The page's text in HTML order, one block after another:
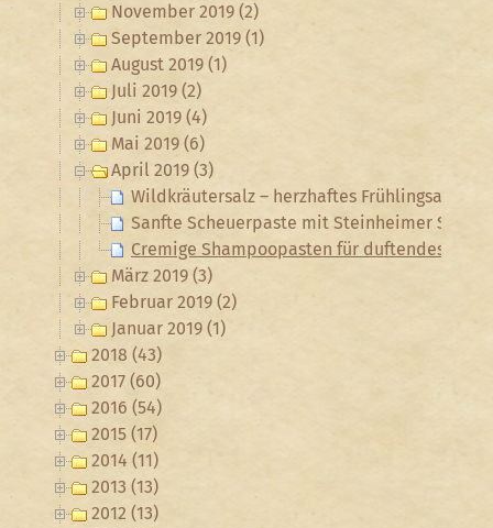
November 2019 (2)
September 2019 (1)
August 2019 (1)
Juli 2019 (2)
Juni 2019 (4)
Mai 2019 (6)
April 2019 (3)
Wildkräutersalz – herzhaftes Frühlingsaroma
Sanfte Scheuerpaste mit Steinheimer
Cremige Shampoopasten für duftendes,
März 2019 (3)
Februar 2019 (2)
Januar 2019 (1)
2018 (43)
2017 (60)
2016 (54)
2015 (17)
2014 (11)
2013 (13)
2012 (13)